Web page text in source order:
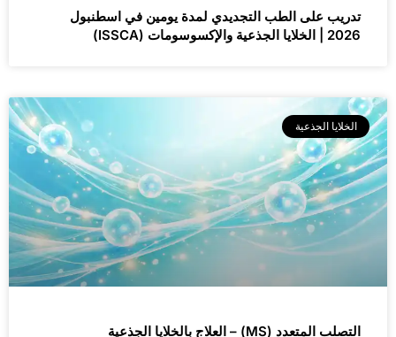
تدريب على الطب التجديدي لمدة يومين في اسطنبول
2026 | الخلايا الجذعية والإكسوسومات (ISSCA)
الخلايا الجذعية
التصلب المتعدد (MS) – العلاج بالخلايا الجذعية